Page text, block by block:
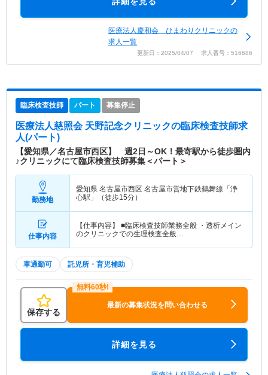
医療法人慶和会 ひまわりクリニックの
求人一覧
更新日：2025/04/07 求人番号：516686
臨床検査技師 パート 募集停止
医療法人慈照会 天野記念クリニックの臨床検査技師求
人(パート)
【愛知県／名古屋市西区】 週2日～OK！最寄駅から徒歩圏内
♪クリニックにて臨床検査技師募集＜パート＞
勤務地
愛知県 名古屋市西区 名古屋市営地下鉄鶴舞線「浄
心駅」（徒歩15分）
仕事内容
【仕事内容】 ■臨床検査技師業務全般 ・透析メイン
のクリニックでの生理検査全般…
車通勤可 託児所・育児補助
保存する
最新の募集状況を問い合わせる
詳細を見る